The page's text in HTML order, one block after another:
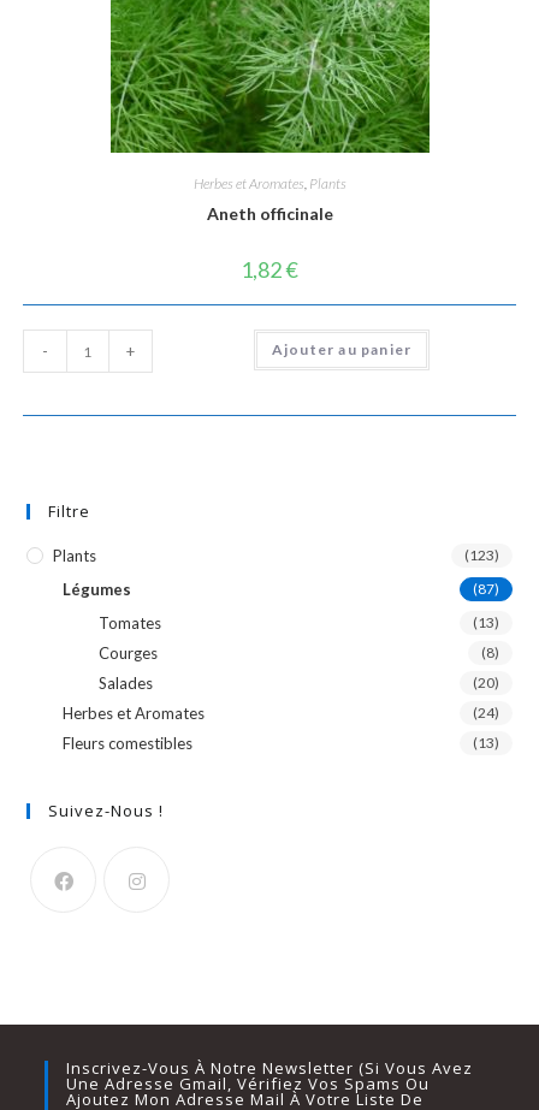
Herbes et Aromates, Plants
Aneth officinale
1,82€
quantité
de
Aneth
- + Ajouter au panier
Filtre
Plants (123)
Légumes (87)
Tomates (13)
Courges (8)
Salades (20)
Herbes et Aromates (24)
Fleurs comestibles (13)
Suivez-Nous !
Inscrivez-Vous À Notre Newsletter (si Vous Avez
Une Adresse Gmail, Vérifiez Vos Spams Ou
Ajoutez Mon Adresse Mail À Votre Liste De